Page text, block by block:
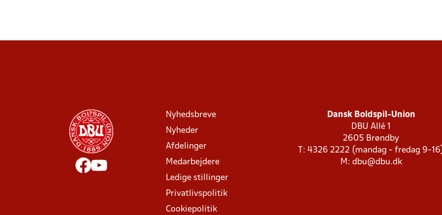
Nyhedsbreve
Nyheder
Afdelinger
Medarbejdere
Ledige stillinger
Privatlivspolitik
Cookiepolitik
Dansk Boldspil-Union
DBU Allé 1
2605 Brøndby
T: 4326 2222 (mandag - fredag 9-
M: dbu@dbu.dk